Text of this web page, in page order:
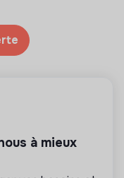
à mieux